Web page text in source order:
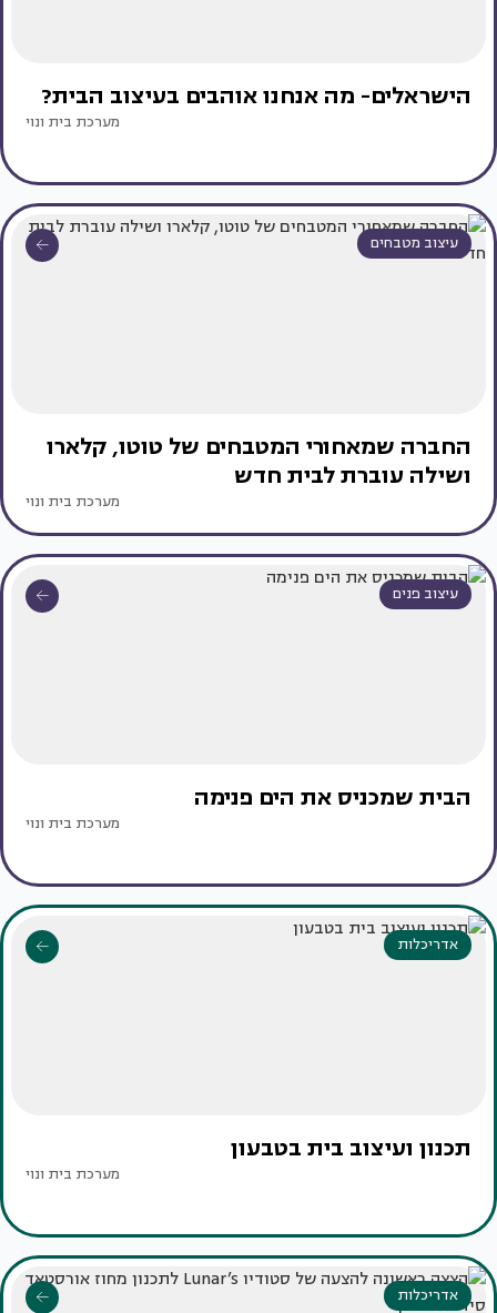
הישראלים- מה אנחנו אוהבים בעיצוב הבית?
מערכת בית ונוי
עיצוב מטבחים
החברה שמאחורי המטבחים של טוטו, קלארו
ושילה עוברת לבית חדש
מערכת בית ונוי
עיצוב פנים
הבית שמכניס את הים פנימה
מערכת בית ונוי
אדריכלות
תכנון ועיצוב בית בטבעון
מערכת בית ונוי
אדריכלות